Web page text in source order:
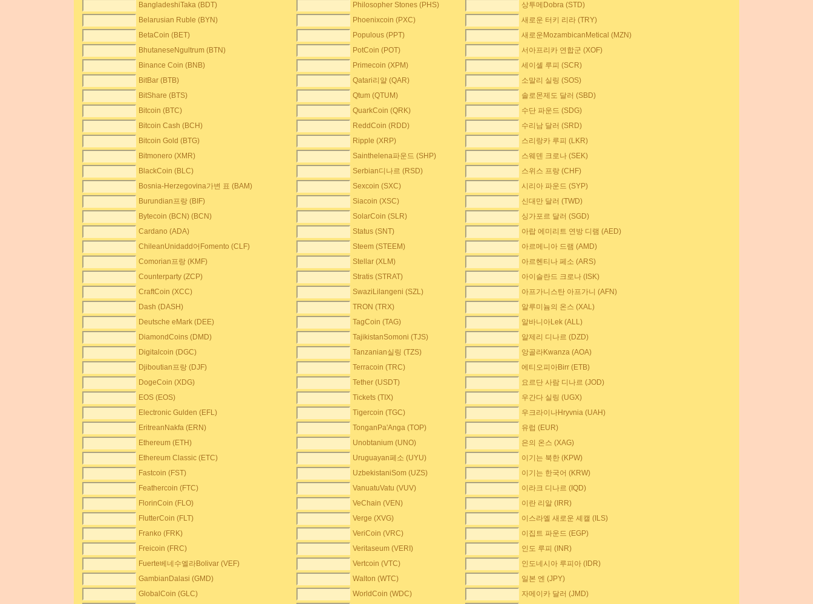
BangladeshiTaka (BDT)
Philosopher Stones (PHS)
상투메Dobra (STD)
Belarusian Ruble (BYN)
Phoenixcoin (PXC)
새로운 터키 리라 (TRY)
BetaCoin (BET)
Populous (PPT)
새로운MozambicanMetical (MZN)
BhutaneseNgultrum (BTN)
PotCoin (POT)
서아프리카 연합군 (XOF)
Binance Coin (BNB)
Primecoin (XPM)
세이셸 루피 (SCR)
BitBar (BTB)
Qatari리얄 (QAR)
소말리 실링 (SOS)
BitShare (BTS)
Qtum (QTUM)
솔로몬제도 달러 (SBD)
Bitcoin (BTC)
QuarkCoin (QRK)
수단 파운드 (SDG)
Bitcoin Cash (BCH)
ReddCoin (RDD)
수리남 달러 (SRD)
Bitcoin Gold (BTG)
Ripple (XRP)
스리랑카 루피 (LKR)
Bitmonero (XMR)
Sainthelena파운드 (SHP)
스웨덴 크로나 (SEK)
BlackCoin (BLC)
Serbian디나르 (RSD)
스위스 프랑 (CHF)
Bosnia-Herzegovina가변 표 (BAM)
Sexcoin (SXC)
시리아 파운드 (SYP)
Burundian프랑 (BIF)
Siacoin (XSC)
신대만 달러 (TWD)
Bytecoin (BCN) (BCN)
SolarCoin (SLR)
싱가포르 달러 (SGD)
Cardano (ADA)
Status (SNT)
아랍 에미리트 연방 디램 (AED)
ChileanUnidadd어Fomento (CLF)
Steem (STEEM)
아르메니아 드램 (AMD)
Comorian프랑 (KMF)
Stellar (XLM)
아르헨티나 페소 (ARS)
Counterparty (ZCP)
Stratis (STRAT)
아이슬란드 크로나 (ISK)
CraftCoin (XCC)
SwaziLilangeni (SZL)
아프가니스탄 아프가니 (AFN)
Dash (DASH)
TRON (TRX)
알루미늄의 온스 (XAL)
Deutsche eMark (DEE)
TagCoin (TAG)
알바니아Lek (ALL)
DiamondCoins (DMD)
TajikistanSomoni (TJS)
알제리 디나르 (DZD)
Digitalcoin (DGC)
Tanzanian실링 (TZS)
앙골라Kwanza (AOA)
Djiboutian프랑 (DJF)
Terracoin (TRC)
에티오피아Birr (ETB)
DogeCoin (XDG)
Tether (USDT)
요르단 사람 디나르 (JOD)
EOS (EOS)
Tickets (TIX)
우간다 실링 (UGX)
Electronic Gulden (EFL)
Tigercoin (TGC)
우크라이나Hryvnia (UAH)
EritreanNakfa (ERN)
TonganPa'Anga (TOP)
유럽 (EUR)
Ethereum (ETH)
Unobtanium (UNO)
은의 온스 (XAG)
Ethereum Classic (ETC)
Uruguayan페소 (UYU)
이기는 북한 (KPW)
Fastcoin (FST)
UzbekistaniSom (UZS)
이기는 한국어 (KRW)
Feathercoin (FTC)
VanuatuVatu (VUV)
이라크 디나르 (IQD)
FlorinCoin (FLO)
VeChain (VEN)
이란 리알 (IRR)
FlutterCoin (FLT)
Verge (XVG)
이스라엘 새로운 셰캘 (ILS)
Franko (FRK)
VeriCoin (VRC)
이집트 파운드 (EGP)
Freicoin (FRC)
Veritaseum (VERI)
인도 루피 (INR)
Fuerte베네수엘라Bolivar (VEF)
Vertcoin (VTC)
인도네시아 루피아 (IDR)
GambianDalasi (GMD)
Walton (WTC)
일본 엔 (JPY)
GlobalCoin (GLC)
WorldCoin (WDC)
자메이카 달러 (JMD)